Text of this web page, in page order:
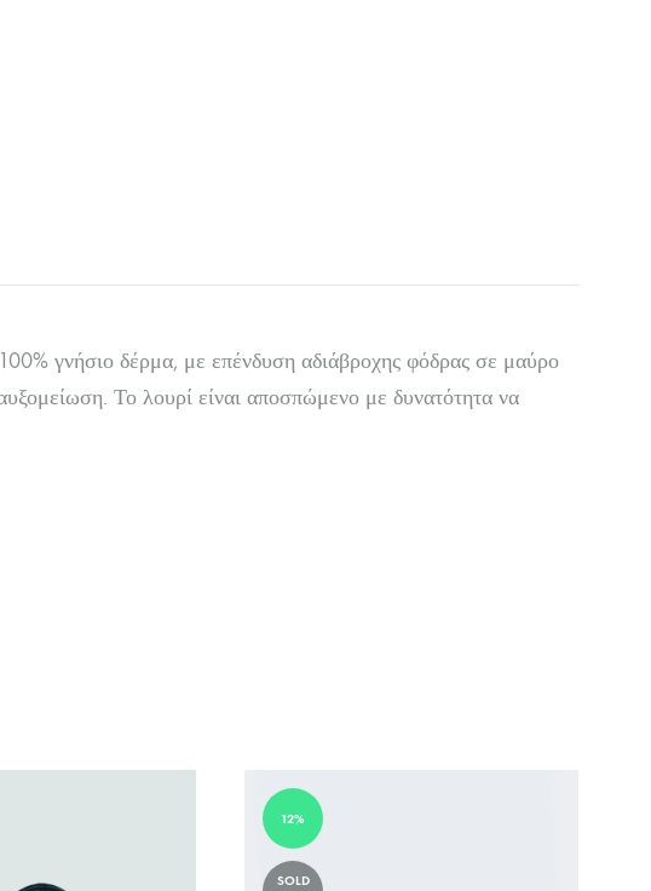
γνήσιο δέρμα, με επένδυση αδιάβροχης φόδρας σε μαύρο
Το λουρί είναι αποσπώμενο με δυνατότητα να
12%
SOLD